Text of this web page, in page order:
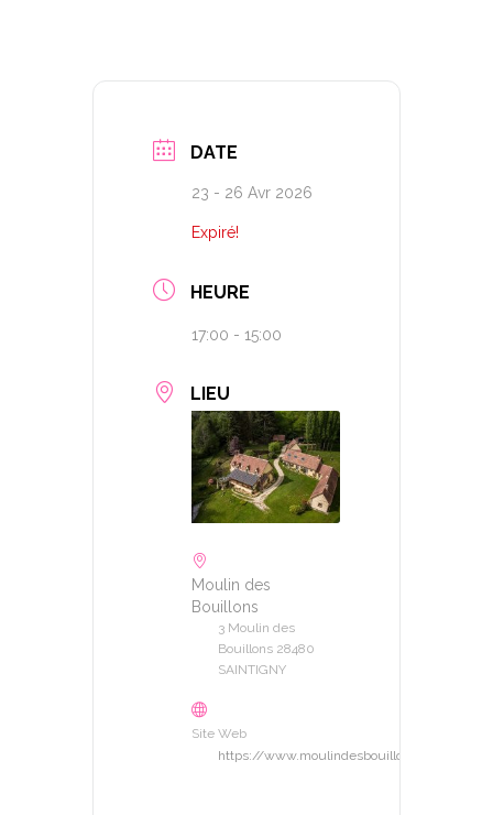
DATE
23 - 26 Avr 2026
Expiré!
HEURE
17:00 - 15:00
LIEU
Moulin des
Bouillons
3 Moulin des
Bouillons 28480
SAINTIGNY
Site Web
https://www.moulindesbouillons.com/